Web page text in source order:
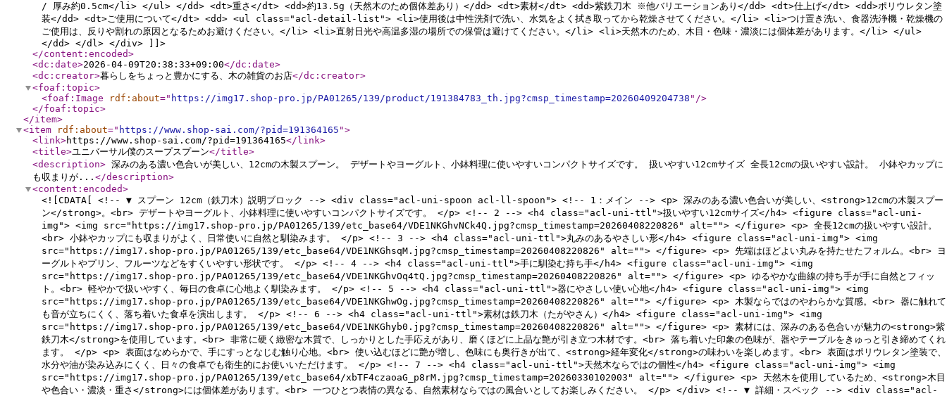
/ 厚み約0.5cm</li> </ul> </dd> <dt>重さ</dt> <dd>約13.5g（天然木のため個体差あり）</dd> <dt>素材</dt> <dd>紫鉄刀木 ※他バリエーションあり</dd> <dt>仕上げ</dt> <dd>ポリウレタン塗
装</dd> <dt>ご使用について</dt> <dd> <ul class="acl-detail-list"> <li>使用後は中性洗剤で洗い、水気をよく拭き取ってから乾燥させてください。</li> <li>つけ置き洗い、食器洗浄機・乾燥機の
ご使用は、反りや割れの原因となるためお避けください。</li> <li>直射日光や高温多湿の場所での保管は避けてください。</li> <li>天然木のため、木目・色味・濃淡には個体差があります。</li> </ul>
</dd> </dl> </div> ]]>
</content:encoded>
<dc:date>2026-04-09T20:38:33+09:00</dc:date>
<dc:creator>暮らしをちょっと豊かにする、木の雑貨のお店</dc:creator>
<foaf:topic>
<foaf:Image
rdf:about=" https://img17.shop-pro.jp/PA01265/139/product/191384783_th.jpg?cmsp_timestamp=20260409204738 " />
</foaf:topic>
</item>
<item
rdf:about=" https://www.shop-sai.com/?pid=191364165 ">
<link>https://www.shop-sai.com/?pid=191364165</link>
<title>ユニバーサル僕のスープスプーン</title>
<description> 深みのある濃い色合いが美しい、12cmの木製スプーン。 デザートやヨーグルト、小鉢料理に使いやすいコンパクトサイズです。 扱いやすい12cmサイズ 全長12cmの扱いやすい設計。 小鉢やカップに
も収まりが... </description>
<content:encoded>
<![CDATA[ <!-- ▼ スプーン 12cm（鉄刀木）説明ブロック --> <div class="acl-uni-spoon acl-ll-spoon"> <!-- 1：メイン --> <p> 深みのある濃い色合いが美しい、<strong>12cmの木製スプー
ン</strong>。<br> デザートやヨーグルト、小鉢料理に使いやすいコンパクトサイズです。 </p> <!-- 2 --> <h4 class="acl-uni-ttl">扱いやすい12cmサイズ</h4> <figure class="acl-uni-
img"> <img src="https://img17.shop-pro.jp/PA01265/139/etc_base64/VDE1NKGhvNCk4Q.jpg?cmsp_timestamp=20260408220826" alt=""> </figure> <p> 全長12cmの扱いやすい設計。
<br> 小鉢やカップにも収まりがよく、日常使いに自然と馴染みます。 </p> <!-- 3 --> <h4 class="acl-uni-ttl">丸みのあるやさしい形</h4> <figure class="acl-uni-img"> <img
src="https://img17.shop-pro.jp/PA01265/139/etc_base64/VDE1NKGhsqM.jpg?cmsp_timestamp=20260408220826" alt=""> </figure> <p> 先端はほどよい丸みを持たせたフォルム。<br> ヨ
ーグルトやプリン、フルーツなどをすくいやすい形状です。 </p> <!-- 4 --> <h4 class="acl-uni-ttl">手に馴染む持ち手</h4> <figure class="acl-uni-img"> <img
src="https://img17.shop-pro.jp/PA01265/139/etc_base64/VDE1NKGhvOq4tQ.jpg?cmsp_timestamp=20260408220826" alt=""> </figure> <p> ゆるやかな曲線の持ち手が手に自然とフィッ
ト。<br> 軽やかで扱いやすく、毎日の食卓に心地よく馴染みます。 </p> <!-- 5 --> <h4 class="acl-uni-ttl">器にやさしい使い心地</h4> <figure class="acl-uni-img"> <img
src="https://img17.shop-pro.jp/PA01265/139/etc_base64/VDE1NKGhwOg.jpg?cmsp_timestamp=20260408220826" alt=""> </figure> <p> 木製ならではのやわらかな質感。<br> 器に触れて
も音が立ちにくく、落ち着いた食卓を演出します。 </p> <!-- 6 --> <h4 class="acl-uni-ttl">素材は鉄刀木（たがやさん）</h4> <figure class="acl-uni-img"> <img
src="https://img17.shop-pro.jp/PA01265/139/etc_base64/VDE1NKGhyb0.jpg?cmsp_timestamp=20260408220826" alt=""> </figure> <p> 素材には、深みのある色合いが魅力の<strong>紫
鉄刀木</strong>を使用しています。<br> 非常に硬く緻密な木質で、しっかりとした手応えがあり、磨くほどに上品な艶が引き立つ木材です。<br> 落ち着いた印象の色味が、器やテーブルをきゅっと引き締めてくれ
ます。 </p> <p> 表面はなめらかで、手にすっとなじむ触り心地。<br> 使い込むほどに艶が増し、色味にも奥行きが出て、<strong>経年変化</strong>の味わいを楽しめます。<br> 表面はポリウレタン塗装で、
水分や油が染み込みにくく、日々の食卓でも衛生的にお使いいただけます。 </p> <!-- 7 --> <h4 class="acl-uni-ttl">天然木ならではの個性</h4> <figure class="acl-uni-img"> <img
src="https://img17.shop-pro.jp/PA01265/139/etc_base64/xbTF4czaoaG_p8rM.jpg?cmsp_timestamp=20260330102003" alt=""> </figure> <p> 天然木を使用しているため、<strong>木目
や色合い・濃淡・重さ</strong>には個体差があります。<br> 一つひとつ表情の異なる、自然素材ならではの風合いとしてお楽しみください。 </p> </div> <!-- ▼ 詳細・スペック --> <div class="acl-